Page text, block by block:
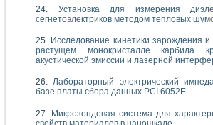
Установка для измерения
сегнетоэлектриков методом тепловых
Исследование кинетики зарождения
растущем монокристалле карбида
акустической эмиссии и лазерной
Лабораторный электрический
базе платы сбора данных PCI 6052E
Микрозондовая система для